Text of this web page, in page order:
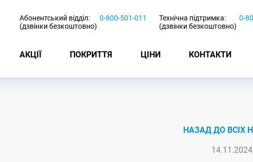
Абонентський відділ:
(дзвінки безкоштовно)
0-800-501-011
Технічна підтримка:
(дзвінки безкоштовно)
0-
АКЦІЇ ПОКРИТТЯ ЦІНИ КОНТАКТИ
НАЗАД ДО ВСІХ
14.11.2024